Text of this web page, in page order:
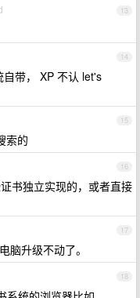
13
14
带， XP 不认 let's
15
索的
16
书独立实现的，或者直接
17
脑升级不动了。
18